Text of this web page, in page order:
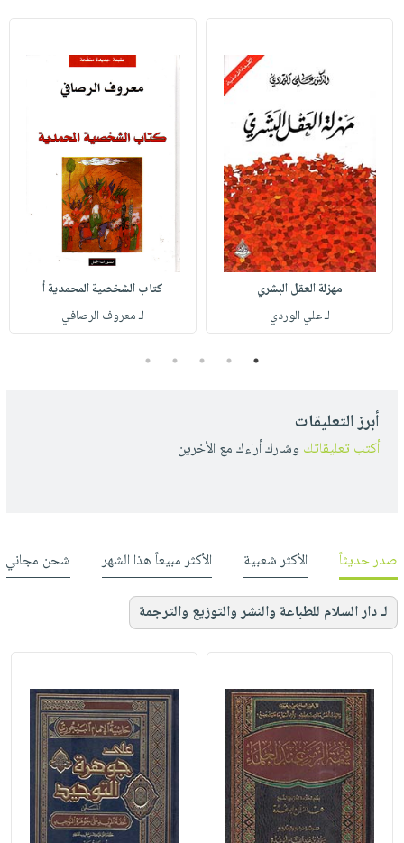
مهزلة العقل البشري
لـ علي الوردي
كتاب الشخصية المحمدية أ
لـ معروف الرصافي
1
2
3
4
5
أبرز التعليقات
أكتب تعليقاتك وشارك أراءك مع الأخرين
صدر حديثاً الأكثر شعبية الأكثر مبيعاً هذا الشهر شحن مجاني
لـ دار السلام للطباعة والنشر والتوزيع والترجمة